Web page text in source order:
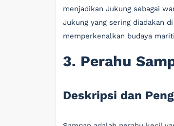
menjadikan Jukung sebagai
Jukung yang sering diadakan
memperkenalkan budaya
3. Perahu
Deskripsi dan